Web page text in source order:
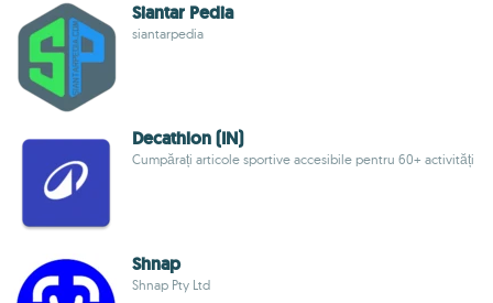
Siantar Pedia
siantarpedia
Decathlon (IN)
Cumpărați articole sportive accesibile pentru 60+ activități
Shnap
Shnap Pty Ltd